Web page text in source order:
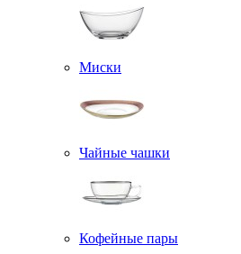
Миски
Чайные чашки
Кофейные пары